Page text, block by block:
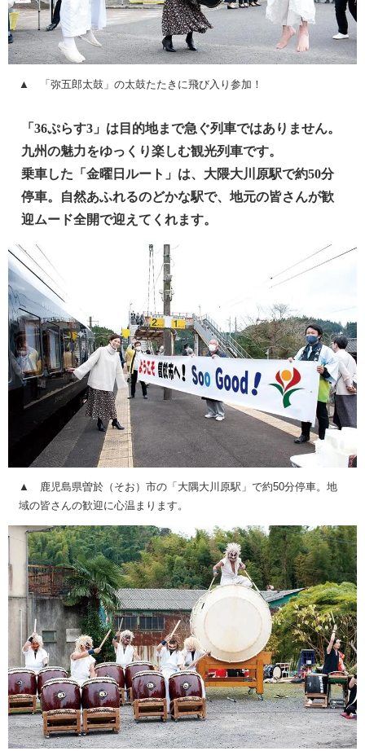
▲ 「弥五郎太鼓」の太鼓たたきに飛び入り参加！
「36ぷらす3」は目的地まで急ぐ列車ではありません。
九州の魅力をゆっくり楽しむ観光列車です。
乗車した「金曜日ルート」は、大隈大川原駅で約50分
停車。自然あふれるのどかな駅で、地元の皆さんが歓
迎ムード全開で迎えてくれます。
▲ 鹿児島県曽於（そお）市の「大隅大川原駅」で約50分停車。地
域の皆さんの歓迎に心温まります。